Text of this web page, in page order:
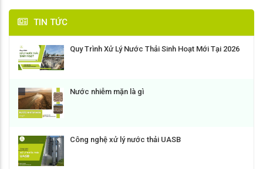
TIN TỨC
Quy Trình Xử Lý Nước Thải Sinh Hoạt Mới Tại 2026
Nước nhiễm mặn là gì
Công nghệ xử lý nước thải UASB